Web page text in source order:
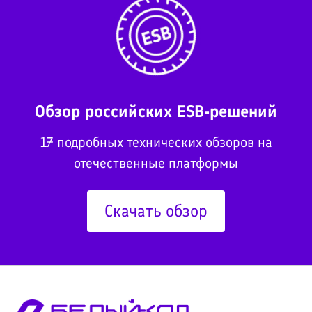
Обзор российских ESB-решений
17 подробных технических обзоров на
отечественные платформы
Скачать обзор